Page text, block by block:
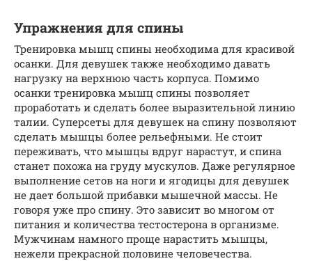
Упражнения для спины
Тренировка мышц спины необходима для красивой
осанки. Для девушек также необходимо давать
нагрузку на верхнюю часть корпуса. Помимо
осанки тренировка мышц спины позволяет
проработать и сделать более выразительной линию
талии. Суперсеты для девушек на спину позволяют
сделать мышцы более рельефными. Не стоит
переживать, что мышцы вдруг нарастут, и спина
станет похожа на груду мускулов. Даже регулярное
выполнение сетов на ноги и ягодицы для девушек
не дает большой прибавки мышечной массы. Не
говоря уже про спину. Это зависит во многом от
питания и количества тестостерона в организме.
Мужчинам намного проще нарастить мышцы,
нежели прекрасной половине человечества.